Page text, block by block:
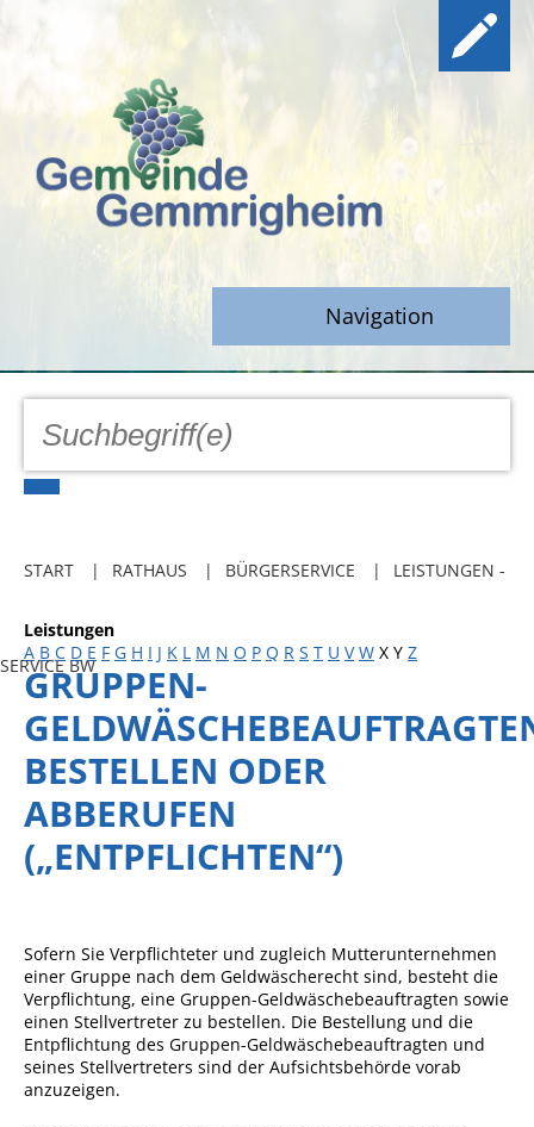
Navigation
GEMEINDE
Freibadkarten
Social Media
Ladeinfrastruktur
Einrichtungen
Schulkindbetreuung
Mensa
Musikschule
Gemeindebücherei
Jugendhaus
START RATHAUS BÜRGERSERVICE LEISTUNGEN -
SERVICE BW
Leistungen
A B C D E F G H I J K L M N O P Q R S T U V W X Y Z
GRUPPEN-
BESTELLEN ODER
ABBERUFEN
(„ENTPFLICHTEN“)
Sofern Sie Verpflichteter und zugleich Mutterunternehmen
einer Gruppe nach dem Geldwäscherecht sind, besteht die
Verpflichtung, eine Gruppen-Geldwäschebeauftragten sowie
einen Stellvertreter zu bestellen. Die Bestellung und die
Entpflichtung des Gruppen-Geldwäschebeauftragten und
seines Stellvertreters sind der Aufsichtsbehörde vorab
anzuzeigen.